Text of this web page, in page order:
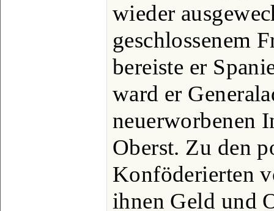
wieder
geschlossenem
bereiste er
ward er
neuerworbenen
Oberst. Zu den
Konföderierten
ihnen Geld und